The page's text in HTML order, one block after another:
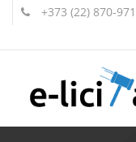
+373 (22) 870-971